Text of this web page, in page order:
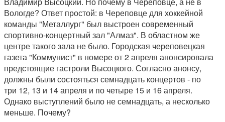
Вологде? Ответ простой: в Череповце для хоккейной
команды "Металлург" был выстроен современный
спортивно-концертный зал "Алмаз". В областном же
центре такого зала не было. Городская череповецкая
газета "Коммунист" в номере от 2 апреля анонсировала
предстоящие гастроли Высоцкого. Согласно анонсу,
должны были состояться семнадцать концертов - по
три 12, 13 и 14 апреля и по четыре 15 и 16 апреля.
Однако выступлений было не семнадцать, а несколько
меньше. Почему?